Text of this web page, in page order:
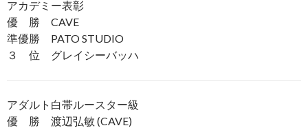
アカデミー表彰
優 勝 CAVE
準優勝 PATO STUDIO
３ 位 グレイシーバッハ
アダルト白帯ルースター級
優 勝 渡辺弘敏 (CAVE)